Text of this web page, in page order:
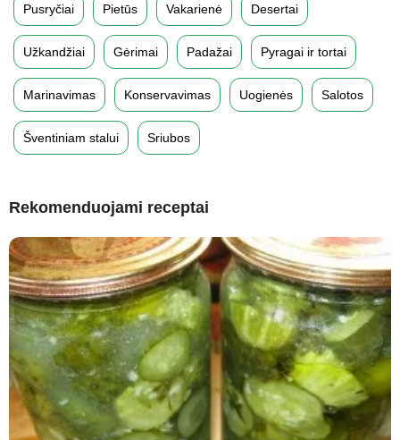
Pusryčiai Pietūs Vakarienė Desertai
Užkandžiai Gėrimai Padažai Pyragai ir tortai
Marinavimas Konservavimas Uogienės Salotos
Šventiniam stalui Sriubos
Rekomenduojami receptai